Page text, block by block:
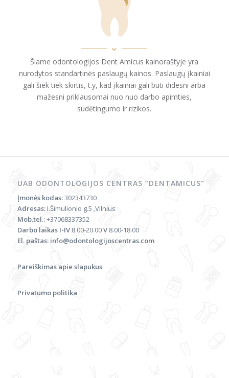
Šiame odontologijos Dent Amicus kainoraštyje yra
nurodytos standartinės paslaugų kainos. Paslaugų įkainiai
gali šiek tiek skirtis, t.y, kad įkainiai gali būti didesni arba
mažesni priklausomai nuo nuo darbo apimties,
sudėtingumo ir rizikos.
UAB ODONTOLOGIJOS CENTRAS “DENTAMICUS”
Įmonės kodas:302343730
Adresas:I.Šimulionio g.5 ,Vilnius
Mob.tel.:+37068337352
Darbo laikas I-IV 8.00-20.00V 8.00-18.00
El. paštas:info@odontologijoscentras.com
Pareiškimas apie slapukus
Privatumo politika